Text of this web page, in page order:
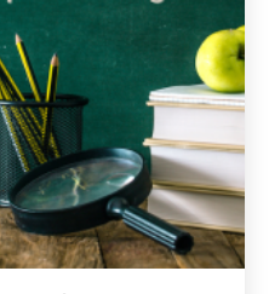
ะลายของสาร ม.2 สรุป